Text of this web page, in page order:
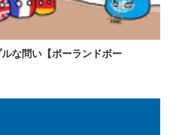
ルな問い【ポーランドボー